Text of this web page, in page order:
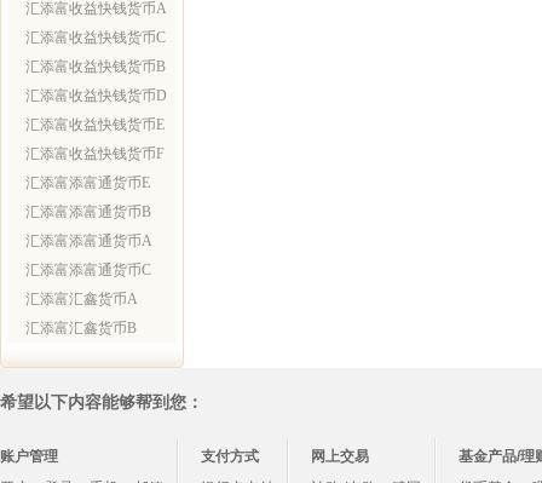
汇添富收益快钱货币A
汇添富收益快钱货币C
汇添富收益快钱货币B
汇添富收益快钱货币D
汇添富收益快钱货币E
汇添富收益快钱货币F
汇添富添富通货币E
汇添富添富通货币B
汇添富添富通货币A
汇添富添富通货币C
汇添富汇鑫货币A
汇添富汇鑫货币B
希望以下内容能够帮到您：
账户管理
支付方式
网上交易
基金产品/理